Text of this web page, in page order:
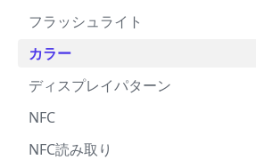
フラッシュライト
カラー
ディスプレイパターン
NFC
NFC読み取り